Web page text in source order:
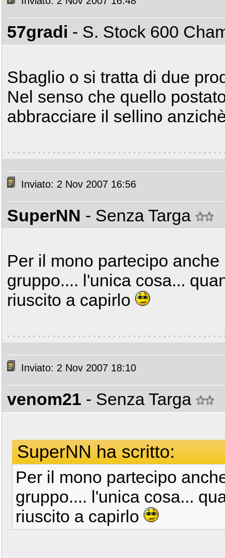
57gradi - S. Stock 600
Sbaglio o si tratta di due
Nel senso che quello
abbracciare il sellino
Inviato: 2 Nov 2007 16:56
SuperNN - Senza Targa
Per il mono partecipo
gruppo.... l'unica cosa...
riuscito a capirlo
Inviato: 2 Nov 2007 18:10
venom21 - Senza Targa
SuperNN ha scritto:
Per il mono partecipo
gruppo.... l'unica cosa...
riuscito a capirlo